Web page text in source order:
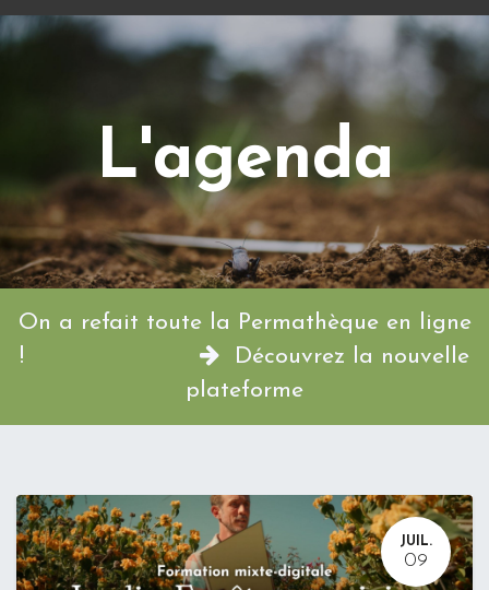
L'agenda
On a refait toute la Permathèque en ligne
!
Découvrez la nouvelle
plateforme
JUIL.
09